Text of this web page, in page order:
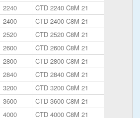
2240
CTD 2240 C8M 21
2400
CTD 2400 C8M 21
2520
CTD 2520 C8M 21
2600
CTD 2600 C8M 21
2800
CTD 2800 C8M 21
2840
CTD 2840 C8M 21
3200
CTD 3200 C8M 21
3600
CTD 3600 C8M 21
4000 CTD 4000 C8M 21